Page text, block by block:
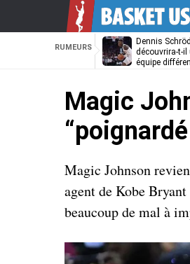
RUMEURS
Dennis
découvrira-t-il
équipe
Magic
Magic Johnson
agent de Kobe
beaucoup de mal à